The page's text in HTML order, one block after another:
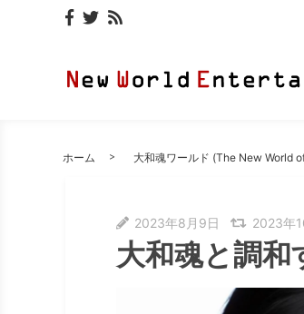
ホーム 大和魂ワールド (The New World
2023年8月9日 2023年
大和魂と調